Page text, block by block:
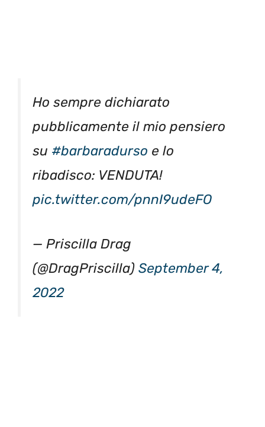
Ho sempre dichiarato
pubblicamente il mio pensiero
su #barbaradurso e lo
ribadisco: VENDUTA!
pic.twitter.com/pnnI9udeFO
— Priscilla Drag
(@DragPriscilla) September 4,
2022